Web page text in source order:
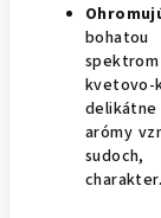
spektrom
arómy
charakter.